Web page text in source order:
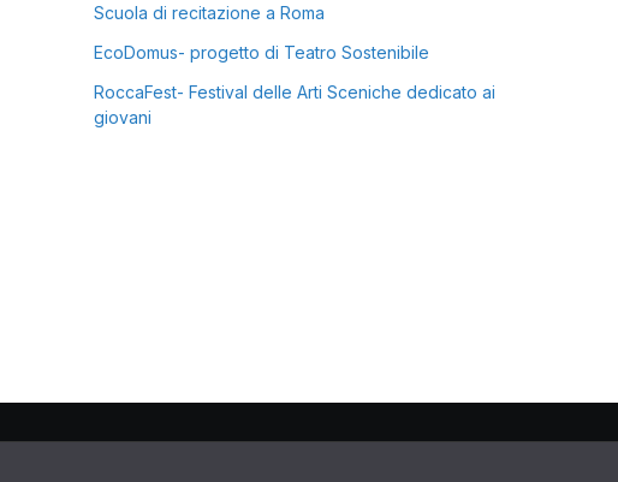
Scuola di recitazione a Roma
EcoDomus- progetto di Teatro Sostenibile
RoccaFest- Festival delle Arti Sceniche dedicato ai
giovani